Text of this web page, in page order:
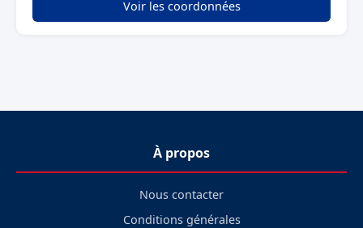
Voir les coordonnées
À propos
Nous contacter
Conditions générales